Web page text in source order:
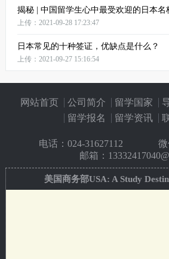
揭秘 | 中国留学生心中最受欢迎的日本名
上传：2021-09-28 17:23:47
日本常见的十种签证，优缺点是什么？
上传：2021-09-27 15:16:54
网站首页 公司简介 留学国家
留学报名
留学资讯
电话： 024-31627112
邮箱：
美国商务部USA: A Study